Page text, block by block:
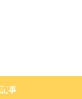
記事